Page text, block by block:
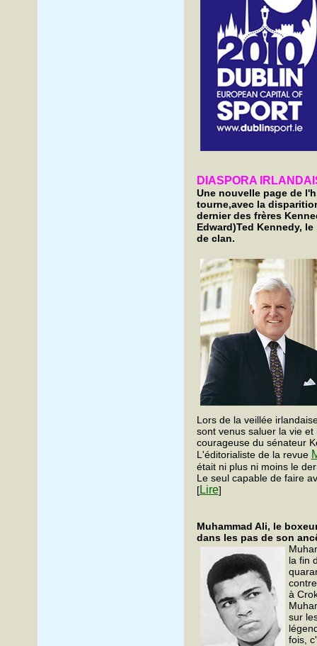
DIASPORA
Une nouvelle page de
tourne,avec la
dernier des frères
Edward)Ted Kennedy,
de clan.
Lors de la veillée
sont venus saluer la vie
courageuse du sénateur
L'éditorialiste de la revue
était ni plus ni moins le
Le seul capable de faire
[Lire]
Muhammad Ali, le
dans les pas de son
la fin
à
sur
fois,